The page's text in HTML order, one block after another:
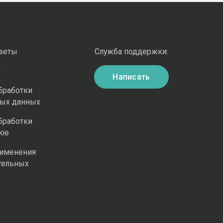
данных
Служба поддержки:
Написать